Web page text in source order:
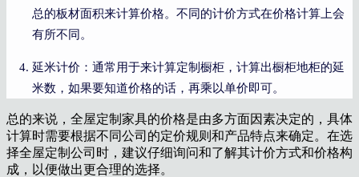
总的板材面积来计算价格。不同的计价方式在价格计算上会
有所不同。
延米计价：通常用于来计算定制橱柜，计算出橱柜地柜的延
米数，如果要知道价格的话，再乘以单价即可。
总的来说，全屋定制家具的价格是由多方面因素决定的，具体
计算时需要根据不同公司的定价规则和产品特点来确定。在选
择全屋定制公司时，建议仔细询问和了解其计价方式和价格构
成，以便做出更合理的选择。